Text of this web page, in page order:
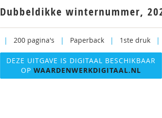
Dubbeldikke winternummer,
| 200 pagina's | Paperback | 1ste druk |
DEZE UITGAVE IS DIGITAAL BESCHIKBAAR
OP WAARDENWERKDIGITAAL.NL